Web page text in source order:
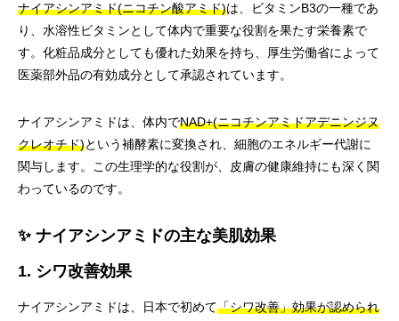
ナイアシンアミド(ニコチン酸アミド)は、ビタミンB3の一種であ
り、水溶性ビタミンとして体内で重要な役割を果たす栄養素で
す。化粧品成分としても優れた効果を持ち、厚生労働省によって
医薬部外品の有効成分として承認されています。
ナイアシンアミドは、体内でNAD+(ニコチンアミドアデニンジヌ
クレオチド)という補酵素に変換され、細胞のエネルギー代謝に
関与します。この生理学的な役割が、皮膚の健康維持にも深く関
わっているのです。
✨ ナイアシンアミドの主な美肌効果
1. シワ改善効果
ナイアシンアミドは、日本で初めて「シワ改善」効果が認められ